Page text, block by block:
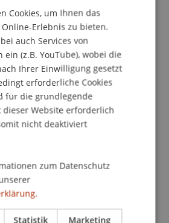
Fachzeitschrift
Cookies, um Ihnen das
Erlebnis zu bieten.
auch Services von
(z.B. YouTube), wobei die
Ihrer Einwilligung gesetzt
erforderliche Cookies
für die grundlegende
dieser Website erforderlich
nicht deaktiviert
zum Datenschutz
Statistik Marketing